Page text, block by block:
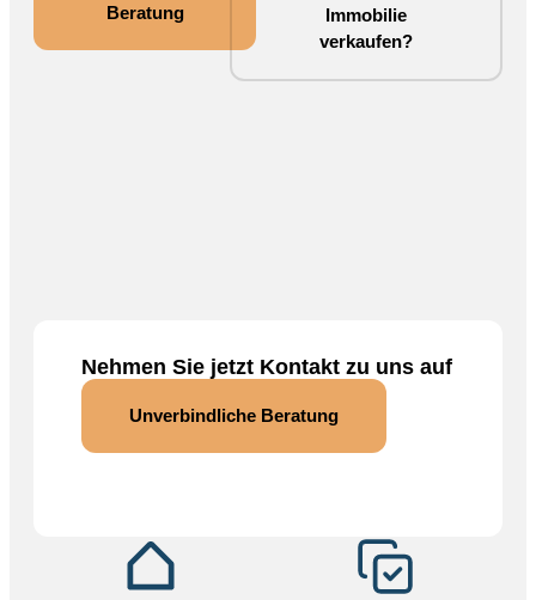
Beratung
Immobilie
verkaufen?
Nehmen Sie jetzt Kontakt zu uns auf
Unverbindliche Beratung